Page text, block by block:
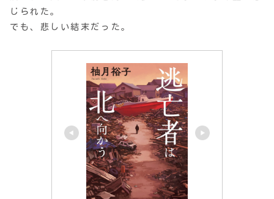
じられた。
でも、悲しい結末だった。